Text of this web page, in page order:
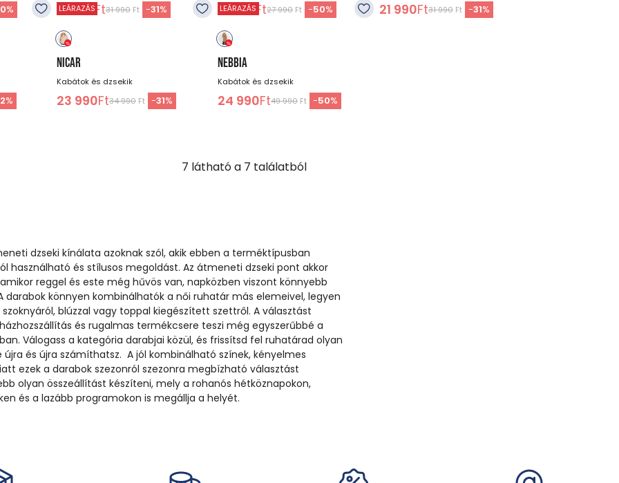
% 21 990Ft31 990Ft -31% 13 990 Ft27 990 Ft -50% 21 990Ft31 990Ft -31%
%
LEÁRAZÁS
NICAR
Kabátok és dzsekik
23 990Ft34 990Ft -31%
LEÁRAZÁS
NEBBIA
Kabátok és dzsekik
24 990Ft49 990 Ft -50%
7 látható a 7 találatból
dzseki kínálata azoknak szól, akik ebben a terméktípusban
használható és stílusos megoldást. Az átmeneti dzseki pont akkor
reggel és este még hűvös van, napközben viszont könnyebb
darabok könnyen kombinálhatók a női ruhatár más elemeivel, legyen
blúzzal vagy toppal kiegészített szettről. A választást
és rugalmas termékcsere teszi még egyszerűbbé a
Válogass a kategória darabjai közül, és frissítsd fel ruhatárad olyan
újra és újra számíthatsz. A jól kombinálható színek, kényelmes
ezek a darabok szezonról szezonra megbízható választást
olyan összeállítást készíteni, mely a rohanós hétköznapokon,
és a lazább programokon is megállja a helyét.